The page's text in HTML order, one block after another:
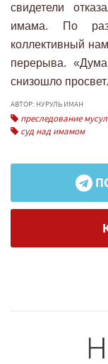
свидетели
имама. По
коллективный
перерыва.
снизошло
АВТОР: НУРУЛЬ ИМАН
преследование
суд над имамом